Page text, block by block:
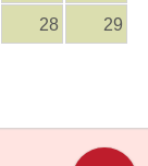
28 29